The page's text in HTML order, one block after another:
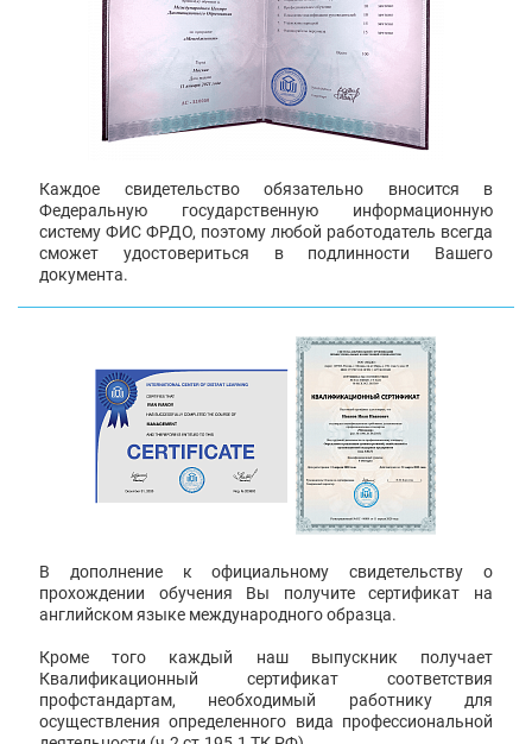
Каждое свидетельство обязательно вносится в
Федеральную государственную информационную
систему ФИС ФРДО, поэтому любой работодатель всегда
сможет удостовериться в подлинности Вашего
документа.
В дополнение к официальному свидетельству о
прохождении обучения Вы получите сертификат на
английском языке международного образца.
Кроме того каждый наш выпускник получает
Квалификационный сертификат соответствия
профстандартам, необходимый работнику для
осуществления определенного вида профессиональной